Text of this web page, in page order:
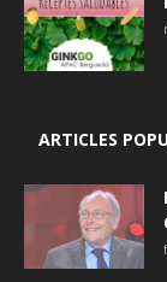
ARTICLES